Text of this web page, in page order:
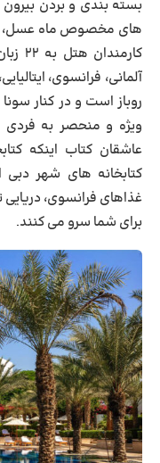
بسته بندی و بردن
های مخصوص ماه عسل،
آلمانی، فرانسوی،
روباز است و در کنار
ویژه و منحصر به فردی
عاشقان کتاب اینکه
غذاهای فرانسوی،
برای شما سرو می کنند.